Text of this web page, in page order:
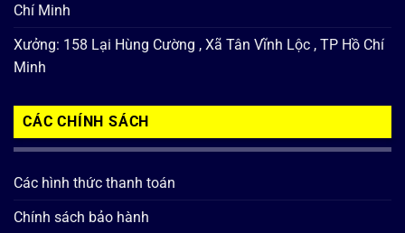
Chí Minh
Xưởng: 158 Lại Hùng Cường , Xã Tân Vĩnh Lộc , TP Hồ Chí
Minh
CÁC CHÍNH SÁCH
Các hình thức thanh toán
Chính sách bảo hành